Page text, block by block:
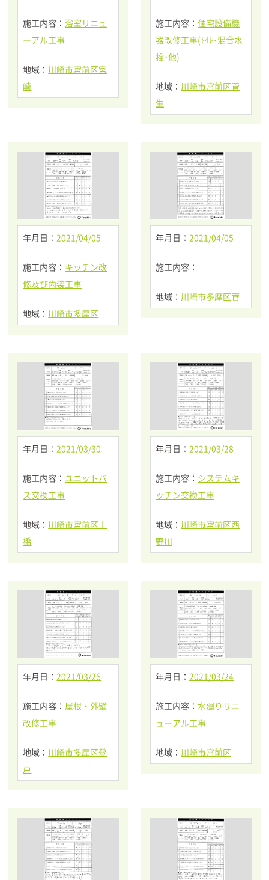
施工内容： 浴室リニュ
ーアル工事
地域： 川崎市宮前区宮
崎
施工内容： 住宅設備機
器改修工事(ﾄｲﾚ･混合水
栓･他)
地域： 川崎市宮前区菅
生
年月日：2021/04/05
施工内容： キッチン改
修及び内装工事
地域： 川崎市多摩区
年月日： 2021/04/05
施工内容：
地域： 川崎市多摩区菅
年月日：2021/03/30
施工内容： ユニットバ
ス交換工事
地域： 川崎市宮前区土
橋
年月日： 2021/03/28
施工内容： システムキ
ッチン交換工事
地域： 川崎市宮前区西
野川
年月日：2021/03/26
施工内容： 屋根・外壁
改修工事
地域： 川崎市多摩区登
戸
年月日： 2021/03/24
施工内容： 水廻りリニ
ューアル工事
地域： 川崎市宮前区